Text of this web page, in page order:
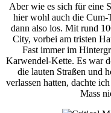
Aber wie es sich für eine
hier wohl auch die Cum-
dann also los. Mit rund
City, vorbei am tristen
Fast immer im
Karwendel-Kette. Es war
die lauten Straßen und
verlassen hatten, dachte
Mass